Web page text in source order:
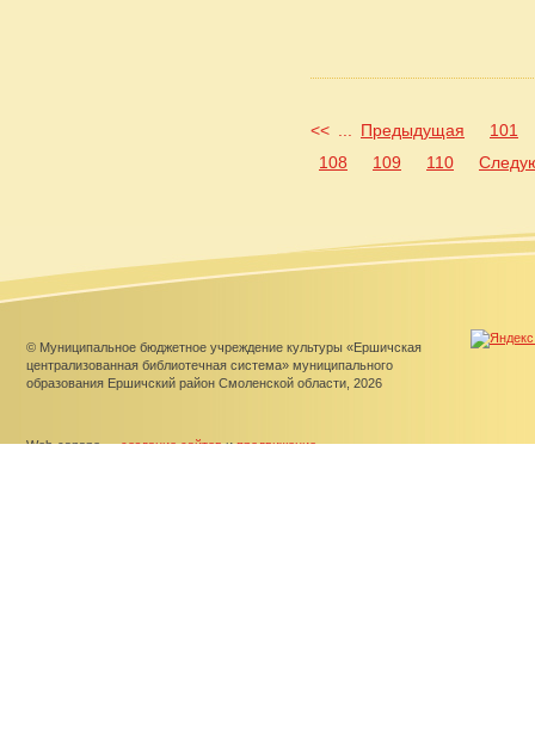
<< Предыдущая
101
108
109 110
© Муниципальное бюджетное учреждение культуры «Ершичская
централизованная библиотечная система» муниципального
образования Ершичский район Смоленской области, 2026
Web-canape —создание сайтовипродвижение